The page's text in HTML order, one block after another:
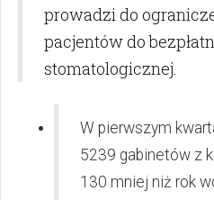
prowadzi do
pacjentów do
stomatologicznej.
W pierwszym
5239 gabinetów z
130 mniej niż rok